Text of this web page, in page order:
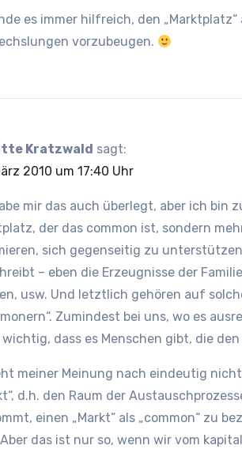
es immer hilfreich, den
vorzubeugen.
Kratzwald sagt:
2010 um 17:40 Uhr
mir das auch überlegt, aber ich bin
der das common ist, sondern
sich gegenseitig zu
– eben die Erzeugnisse der
usw. Und letztlich gehören auf
Zumindest bei uns, wo es
dass es Menschen gibt, die
meiner Meinung nach eindeutig
d.h. den Raum der
einen „Markt“ als „common“ zu
das ist nur so, wenn wir vom